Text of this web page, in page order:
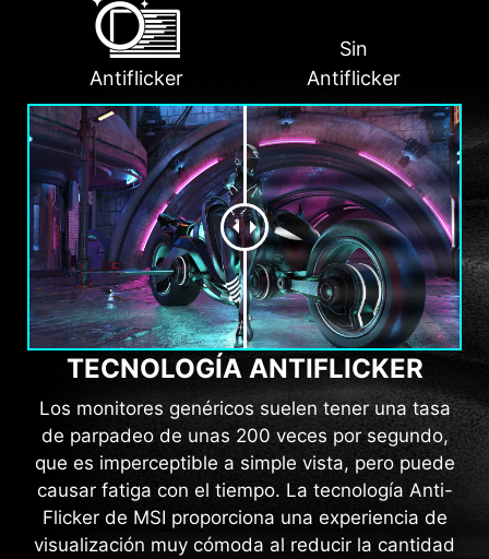
Antiflicker
Sin
Antiflicker
TECNOLOGÍA ANTIFLICKER
Los monitores genéricos suelen tener una tasa
de parpadeo de unas 200 veces por segundo,
que es imperceptible a simple vista, pero puede
causar fatiga con el tiempo. La tecnología Anti-
Flicker de MSI proporciona una experiencia de
visualización muy cómoda al reducir la cantidad